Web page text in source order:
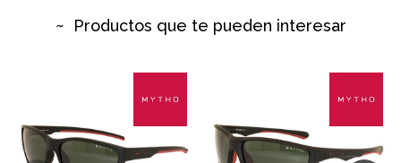
Productos que te pueden interesar